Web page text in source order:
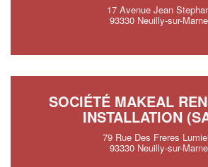
17 Avenue Jean
93330 Neuilly-sur-Marne
SOCIÉTÉ MAKEAL
INSTALLATION
79 Rue Des Freres
93330 Neuilly-sur-Marne